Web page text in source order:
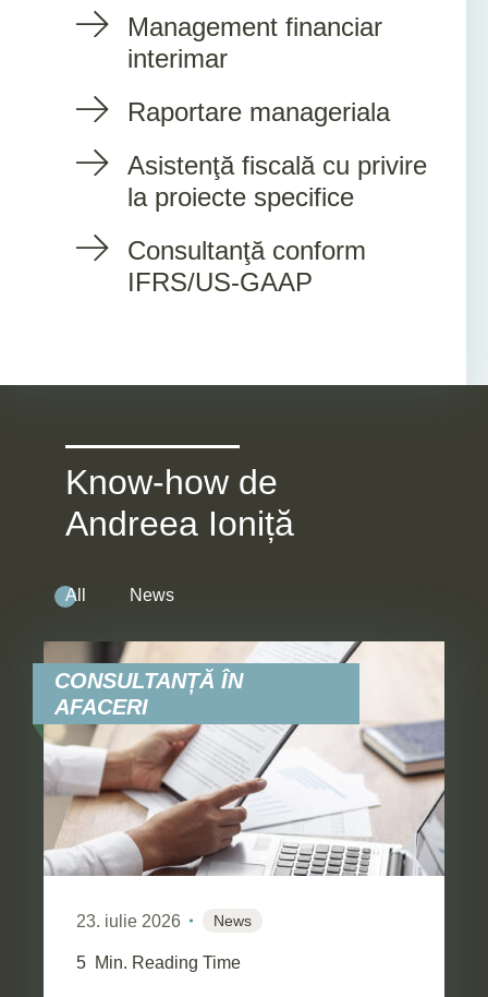
Management financiar
interimar
Raportare manageriala
Asistenţă fiscală cu privire
la proiecte specifice
Consultanţă conform
IFRS/US-GAAP
Know-how de
Andreea Ioniță
All News
CONSULTANȚĂ ÎN
AFACERI
23. iulie 2026 News
5 Min. Reading Time